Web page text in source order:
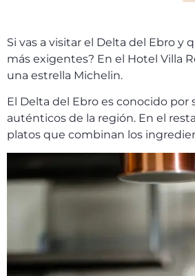
Si vas a visitar el Delta del Ebro y
más exigentes? En el Hotel Villa
una estrella Michelin.
El Delta del Ebro es conocido por
auténticos de la región. En el
platos que combinan los